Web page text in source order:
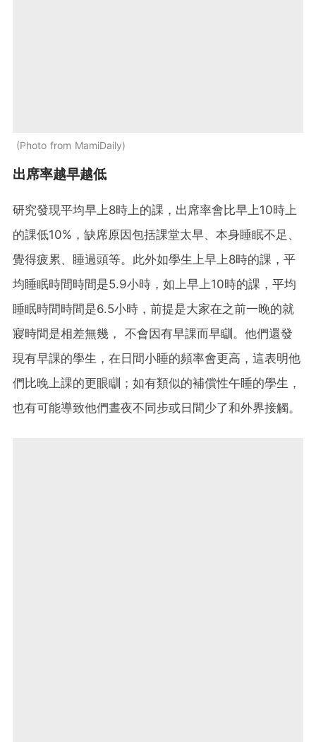
Photo from MamiDaily
出席率越早越低
研究發現平均早上8時上的課，出席率會比早上10時上
的課低10%，缺席原因包括課堂太早、本身睡眠不足、
覺得疲累、睡過頭等。此外如學生上早上8時的課，平
均睡眠時間時間是5.9小時，如上早上10時的課，平均
睡眠時間時間是6.5小時，前提是大家在之前一晚的就
寢時間是相差無幾， 不會因有早課而早瞓。他們還發
現有早課的學生，在日間小睡的頻率會更高，這表明他
們比晚上課的更眼瞓；如有類似的補償性午睡的學生，
也有可能導致他們晝夜不同步或日間少了和外界接觸。